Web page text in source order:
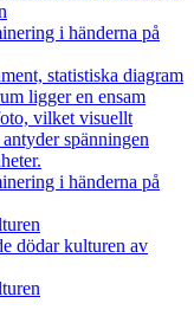
i händerna på
i händerna på